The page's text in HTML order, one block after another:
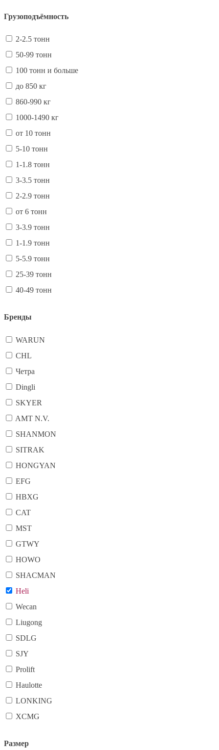
Грузоподъёмность
2-2.5 тонн
50-99 тонн
100 тонн и больше
до 850 кг
860-990 кг
1000-1490 кг
от 10 тонн
5-10 тонн
1-1.8 тонн
3-3.5 тонн
2-2.9 тонн
от 6 тонн
3-3.9 тонн
1-1.9 тонн
5-5.9 тонн
25-39 тонн
40-49 тонн
Бренды
WARUN
CHL
Четра
Dingli
SKYER
AMT N.V.
SHANMON
SITRAK
HONGYAN
EFG
HBXG
CAT
MST
GTWY
HOWO
SHACMAN
Heli
Wecan
Liugong
SDLG
SJY
Prolift
Haulotte
LONKING
XCMG
Размер